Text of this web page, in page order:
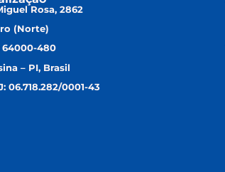
Rosa, 2862
(Norte)
64000-480
– PI, Brasil
06.718.282/0001-43